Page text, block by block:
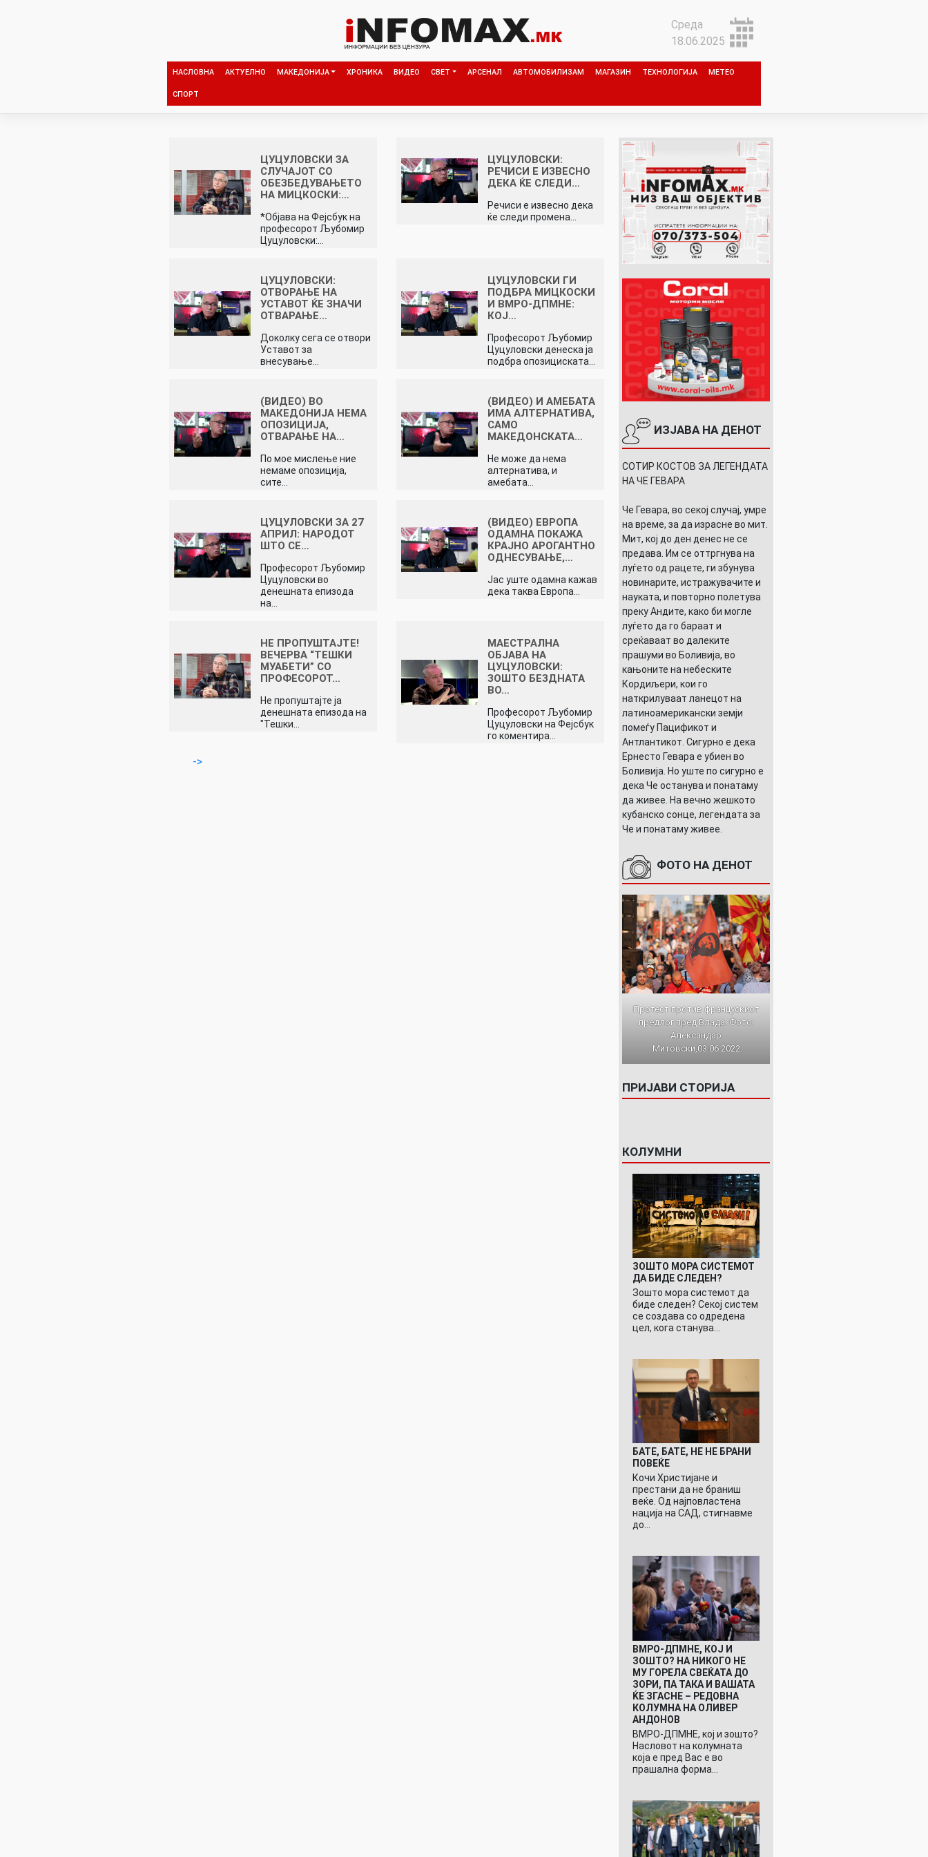
Среда
18.06.2025
НАСЛОВНА АКТУЕЛНО МАКЕДОНИЈА ХРОНИКА ВИДЕО СВЕТ АРСЕНАЛ АВТОМОБИЛИЗАМ МАГАЗИН ТЕХНОЛОГИЈА МЕТЕО
СПОРТ
ЦУЦУЛОВСКИ ЗА
СЛУЧАЈОТ СО
ОБЕЗБЕДУВАЊЕТО
НА МИЦКОСКИ:…
*Објава на Фејсбук на
професорот Љубомир
Цуцуловски:…
ЦУЦУЛОВСКИ:
РЕЧИСИ Е ИЗВЕСНО
ДЕКА ЌЕ СЛЕДИ…
Речиси е извесно дека
ќе следи промена…
ЦУЦУЛОВСКИ:
ОТВОРАЊЕ НА
УСТАВОТ ЌЕ ЗНАЧИ
ОТВАРАЊЕ…
Доколку сега се отвори
Уставот за
внесување…
ЦУЦУЛОВСКИ ГИ
ПОДБРА МИЦКОСКИ
И ВМРО-ДПМНЕ:
КОЈ…
Професорот Љубомир
Цуцуловски денеска ја
подбра опозициската…
(ВИДЕО) ВО
МАКЕДОНИЈА НЕМА
ОПОЗИЦИЈА,
ОТВАРАЊЕ НА…
По мое мислење ние
немаме опозиција,
сите…
(ВИДЕО) И АМЕБАТА
ИМА АЛТЕРНАТИВА,
САМО
МАКЕДОНСКАТА…
Не може да нема
алтернатива, и
амебата…
ЦУЦУЛОВСКИ ЗА 27
АПРИЛ: НАРОДОТ
ШТО СЕ…
Професорот Љубомир
Цуцуловски во
денешната епизода
на…
(ВИДЕО) ЕВРОПА
ОДАМНА ПОКАЖА
КРАЈНО АРОГАНТНО
ОДНЕСУВАЊЕ,…
Јас уште одамна кажав
дека таква Европа…
НЕ ПРОПУШТАЈТЕ!
ВЕЧЕРВА “ТЕШКИ
МУАБЕТИ” СО
ПРОФЕСОРОТ…
Не пропуштајте ја
денешната епизода на
"Тешки…
МАЕСТРАЛНА
ОБЈАВА НА
ЦУЦУЛОВСКИ:
ЗОШТО БЕЗДНАТА
ВО…
Професорот Љубомир
Цуцуловски на Фејсбук
го коментира…
->
ИЗЈАВА НА ДЕНОТ
СОТИР КОСТОВ ЗА ЛЕГЕНДАТА
НА ЧЕ ГЕВАРА
Че Гевара, во секој случај, умре
на време, за да израсне во мит.
Мит, кој до ден денес не се
предава. Им се оттргнува на
луѓето од рацете, ги збунува
новинарите, истражувачите и
науката, и повторно полетува
преку Андите, како би могле
луѓето да го бараат и
среќаваат во далеките
прашуми во Боливија, во
кањоните на небеските
Кордиљери, кои го
наткрилуваат ланецот на
латиноамерикански земји
помеѓу Пацификот и
Антлантикот. Сигурно е дека
Ернесто Гевара е убиен во
Боливија. Но уште по сигурно е
дека Че останува и понатаму
да живее. На вечно жешкото
кубанско сонце, легендата за
Че и понатаму живее.
ФОТО НА ДЕНОТ
Протест против францускиот
предлог пред Влада. Фото:
Александар
Митовски,03.06.2022
ПРИЈАВИ СТОРИЈА
КОЛУМНИ
ЗОШТО МОРА СИСТЕМОТ
ДА БИДЕ СЛЕДЕН?
Зошто мора системот да
биде следен? Секој систем
се создава со одредена
цел, кога станува…
БАТЕ, БАТЕ, НЕ НЕ БРАНИ
ПОВЕЌЕ
Кочи Христијане и
престани да не браниш
веќе. Од најповластена
нација на САД, стигнавме
до…
ВМРО-ДПМНЕ, КОЈ И
ЗОШТО? НА НИКОГО НЕ
МУ ГОРЕЛА СВЕЌАТА ДО
ЗОРИ, ПА ТАКА И ВАШАТА
ЌЕ ЗГАСНЕ – РЕДОВНА
КОЛУМНА НА ОЛИВЕР
АНДОНОВ
ВМРО-ДПМНЕ, кој и зошто?
Насловот на колумната
која е пред Вас е во
прашална форма…